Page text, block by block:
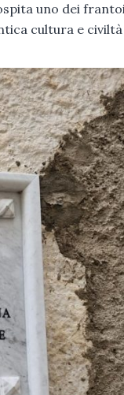
uno dei
cultura e